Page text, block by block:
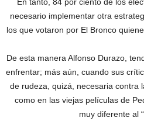
necesario implementar otra
los que votaron por El Bronco
De esta manera Alfonso Durazo,
enfrentar; más aún, cuando sus
de rudeza, quizá, necesaria contra
como en las viejas películas de
muy diferente al